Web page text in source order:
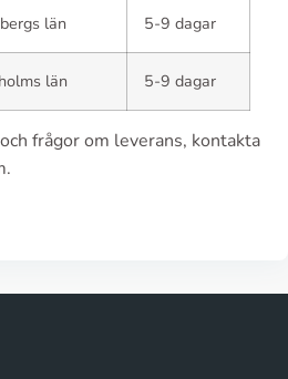
län 5-9 dagar
län 5-9 dagar
frågor om leverans, kontakta